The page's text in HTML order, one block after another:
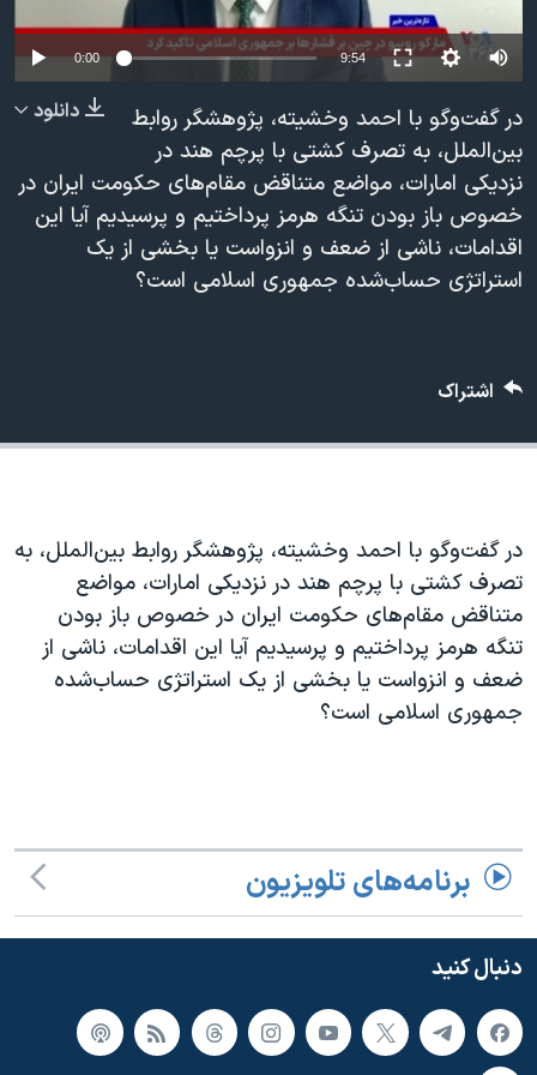
فرهنگ و زندگی
حقوق شهروندی
اقتصادی
علم و فناوری
اسرائیل در جنگ
گالری عکس
آرشیو پخش زنده
مستندها
انتخابات ریاست جمهوری آمریکا ۲۰۲۴
حمله جمهوری اسلامی به اسرائیل
رمز مهسا
ورزش زنان در ایران
اعتراضات زن، زندگی، آزادی
مجموعه مستندهای دادخواهی
قانون شفافیت دارائی کادر رهبری ایران
اسرائیل در جنگ
نرگس محمدی برنده جایزه نوبل صلح
همایش محافظه‌کاران آمریکا «سی‌پک»
صفحه‌های ویژه
سفر پرزیدنت ترامپ به چین
زبانهای مختلف
Auto
240p
360p
480p
720p
1080p
0:00 9:54 Auto
480p
720p
دانلود
در گفت‌وگو با احمد وخشیته، پژوهشگر روابط
بین‌الملل، به تصرف کشتی با پرچم هند در
نزدیکی امارات، مواضع متناقض مقام‌های حکومت ایران در
خصوص باز بودن تنگه هرمز پرداختیم و پرسیدیم آیا این
اقدامات، ناشی از ضعف و انزواست یا بخشی از یک
استراتژی حساب‌شده جمهوری اسلامی است؟
اشتراک
در گفت‌وگو با احمد وخشیته، پژوهشگر روابط بین‌الملل، به
تصرف کشتی با پرچم هند در نزدیکی امارات، مواضع
متناقض مقام‌های حکومت ایران در خصوص باز بودن
تنگه هرمز پرداختیم و پرسیدیم آیا این اقدامات، ناشی از
ضعف و انزواست یا بخشی از یک استراتژی حساب‌شده
جمهوری اسلامی است؟
برنامه‌های تلویزیون
دنبال کنید